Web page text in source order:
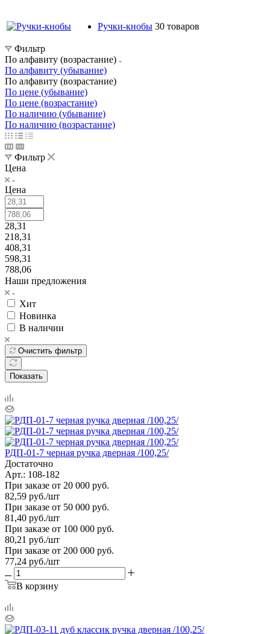
Ручки-кнобы 30 товаров
Фильтр
По алфавиту (возрастание)
По алфавиту (убывание)
По алфавиту (возрастание)
По цене (убывание)
По цене (возрастание)
По наличию (убывание)
По наличию (возрастание)
Фильтр
Цена
Цена
28,31
218,31
408,31
598,31
788,06
Наши предложения
Хит
Новинка
В наличии
Очистить фильтр
Показать
РДП-01-7 черная ручка дверная /100,25/
Достаточно
Арт.: 108-182
При заказе от 20 000 руб.
82,59 руб./шт
При заказе от 50 000 руб.
81,40 руб./шт
При заказе от 100 000 руб.
80,21 руб./шт
При заказе от 200 000 руб.
77,24 руб./шт
В корзину